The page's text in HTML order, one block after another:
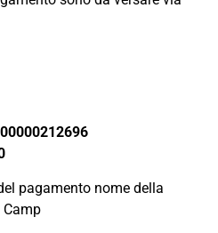
pagamento nome della